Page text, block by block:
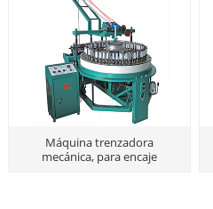
Máquina trenzadora
mecánica, para encaje